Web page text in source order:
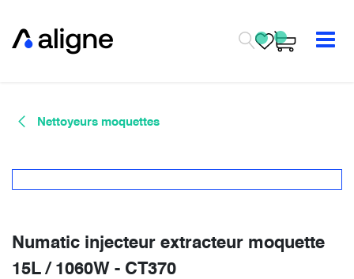
Nettoyeurs moquettes
Numatic injecteur extracteur moquette
15L / 1060W - CT370